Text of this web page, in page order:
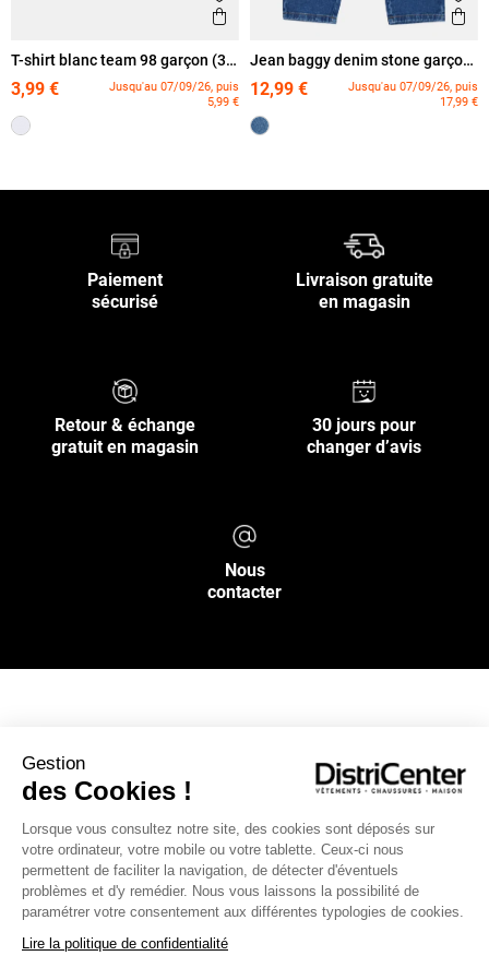
Gestion
des Cookies !
Lorsque vous consultez notre site, des cookies sont déposés sur
votre ordinateur, votre mobile ou votre tablette. Ceux-ci nous
permettent de faciliter la navigation, de détecter d'éventuels
problèmes et d'y remédier. Nous vous laissons la possibilité de
paramétrer votre consentement aux différentes typologies de cookies.
Lire la politique de confidentialité
Ajouter aux favoris
Aperçu rapide
T-shirt blanc team 98 garçon (3-
12A)
3,99 €
Jusqu'au 07/09/26, puis
5,99 €
Jean baggy denim stone garçon
(3-12A)
12,99 €
Jusqu'au 07/09/26, puis
17,99 €
Paiement
sécurisé
Livraison gratuite
en magasin
Retour & échange
gratuit en magasin
30 jours pour
changer d’avis
Nous
contacter
INFOS PRATIQUES
L’ENSEIGNE DISTRICENTER
Suivez-nous